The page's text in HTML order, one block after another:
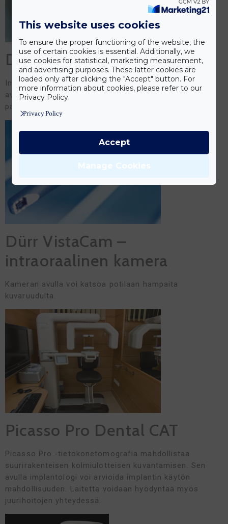
DENTEK LD-15 Laser
Implantologit käyttävät laseria implanttikohdan
avaamiseen. Sitä käytetään myös
parodontaalikirurgiassa.
Dürr VistaCam –
intraoraalinen kamera
Kameran avulla voi katsoa potilaan hampaita
kuvaruudulta.
Picasso Pro Dental CAT
Picasso Pro -tietokonetomografia mahdollistaa
suurirakenteisen kolmiulotteisen kuvantamisen. Sen
avulla implantologi voi arvioida implantin käytön
mahdollisuuden. Laitetta voidaan hyödyntää myös
juurihoitojen yhteydessä.
This website uses cookies
To ensure the proper functioning of the website, the
use of certain cookies is essential. Additionally, we
use cookies for statistical, marketing measurement,
and advertising purposes. These latter cookies are
loaded only after clicking the "Accept" button. For
more information about cookies, please refer to our
Privacy Policy.
Privacy Policy
Manage Cookies
Accept